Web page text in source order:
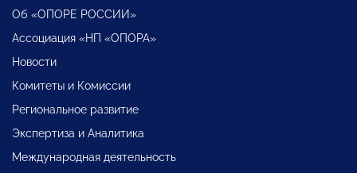
Об «ОПОРЕ РОССИИ»
Ассоциация «НП «ОПОРА»
Новости
Комитеты и Комиссии
Региональное развитие
Экспертиза и Аналитика
Международная деятельность